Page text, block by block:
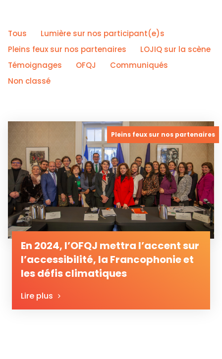
Tous
Lumière sur nos participant(e)s
Pleins feux sur nos partenaires
LOJIQ sur la scène
Témoignages
OFQJ
Communiqués
Non classé
Pleins feux sur nos partenaires
En 2024, l’OFQJ mettra l’accent sur
l’accessibilité, la Francophonie et
les défis climatiques
Lire plus